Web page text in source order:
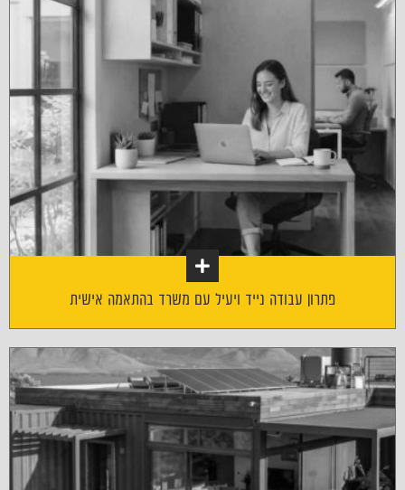
פתרון עבודה נייד ויעיל עם משרד בהתאמה אישית